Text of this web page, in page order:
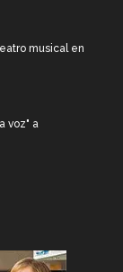
musical en
voz" a